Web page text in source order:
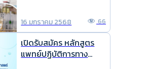
16 มกราคม 2568 66
เปิดรับสมัคร หลักสูตร
แพทย์ปฏิบัติการทาง